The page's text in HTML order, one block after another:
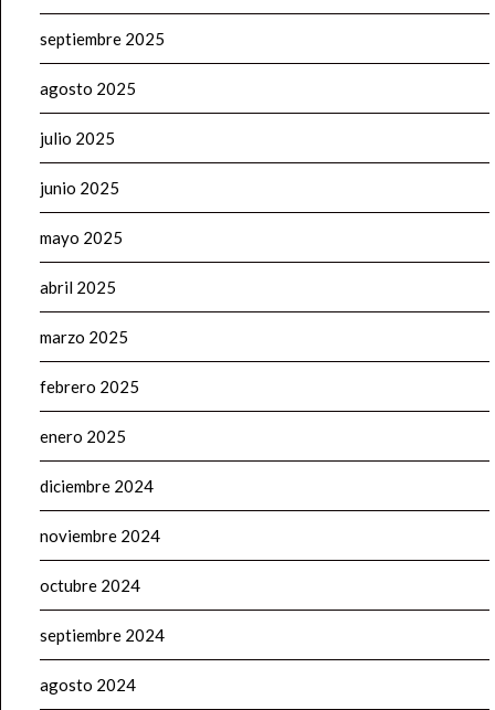
septiembre 2025
agosto 2025
julio 2025
junio 2025
mayo 2025
abril 2025
marzo 2025
febrero 2025
enero 2025
diciembre 2024
noviembre 2024
octubre 2024
septiembre 2024
agosto 2024